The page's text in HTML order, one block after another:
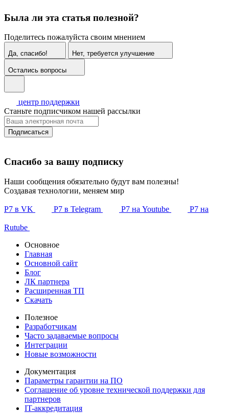
Была ли эта статья полезной?
Поделитесь пожалуйста своим мнением
Да, спасибо! Нет, требуется улучшение
Остались вопросы
центр поддержки
Станьте подписчиком нашей рассылки
Подписаться
Спасибо за вашу подписку
Наши сообщения обязательно будут вам полезны!
Создавая технологии, меняем мир
Р7 в VK Р7 в Telegram Р7 на Youtube Р7 на
Rutube
Основное
Главная
Основной сайт
Блог
ЛК партнера
Расширенная ТП
Скачать
Полезное
Разработчикам
Часто задаваемые вопросы
Интеграции
Новые возможности
Документация
Параметры гарантии на ПО
Соглашение об уровне технической поддержки для
партнеров
IT-аккредитация